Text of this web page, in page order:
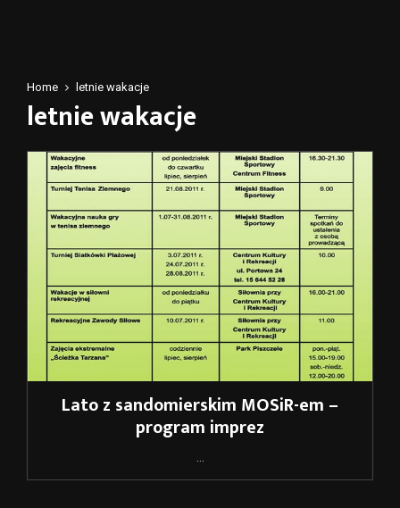
Home letnie wakacje
letnie wakacje
Lato z sandomierskim MOSiR-em –
program imprez
...